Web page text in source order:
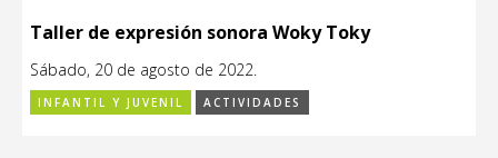
Taller de expresión sonora Woky Toky
Sábado, 20 de agosto de 2022.
INFANTIL Y JUVENIL ACTIVIDADES